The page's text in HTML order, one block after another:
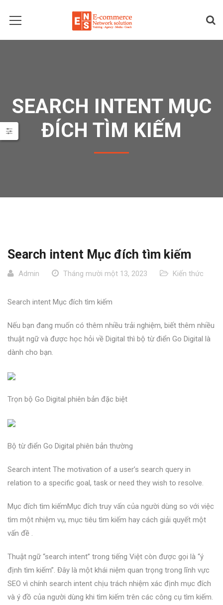
SEARCH INTENT MỤC
ĐÍCH TÌM KIẾM
Search intent Mục đích tìm kiếm
Admin Tháng mười một 13, 2023 Kiến thức
Search intent Mục đích tìm kiếm
Nếu bạn đang muốn có thêm nhiều trải nghiệm, biết thêm nhiều
thuật ngữ và được học hỏi về Digital thì bộ từ điển Go Digital là
dành cho bạn.
Trọn bộ Go Digital phiên bản đặc biệt
Bộ từ điển Go Digital phiên bản thường
Search intent The motivation of a user’s search query in
relation to a specific goal, task or need they wish to resolve.
Mục đích tìm kiếmMục đích truy vấn của người dùng so với việc
tìm một nhiệm vụ, mục tiêu tìm kiếm hay cách giải quyết một
vấn đề .
Thuật ngữ “search intent” trong tiếng Việt còn được gọi là “ý
định tìm kiếm”. Đây là một khái niệm quan trọng trong lĩnh vực
SEO vì chính search intent chịu trách nhiệm xác định mục đích
và ý đồ của người dùng khi tìm kiếm trên các công cụ tìm kiếm.